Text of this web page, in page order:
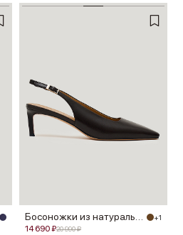
Босоножки из натуральной кожи +1
14 690 ₽20 990 ₽